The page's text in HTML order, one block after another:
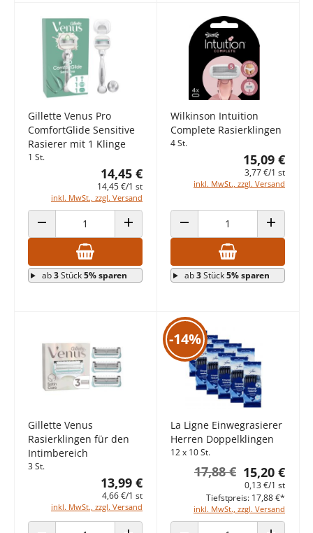
Gillette Venus Pro
ComfortGlide Sensitive
Rasierer mit 1 Klinge
1 St.
14,45 €
14,45 €/1 st
inkl. MwSt., zzgl. Versand
ANZAHL VERRINGERN ANZAHL ERHÖHEN
ab3Stück5% sparen
Wilkinson Intuition
Complete Rasierklingen
4 St.
15,09 €
3,77 €/1 st
inkl. MwSt., zzgl. Versand
ANZAHL VERRINGERN ANZAHL
ab3Stück5% sparen
Gillette Venus
Rasierklingen für den
Intimbereich
3 St.
13,99 €
4,66 €/1 st
inkl. MwSt., zzgl. Versand
-14%
La Ligne Einwegrasierer
Herren Doppelklingen
12 x 10 St.
15,20 €
17,88 €
0,13 €/1 st
inkl. MwSt., zzgl. Versand
Tiefstpreis: 17,88 €*